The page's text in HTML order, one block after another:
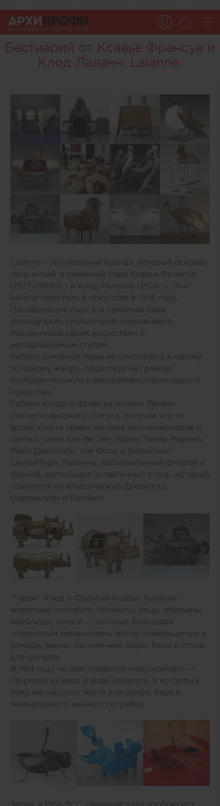
Бестиарий от Ксавье Франсуа и
Клод Лаланн. Lalanne.
Lalanne – это название бренда, который основал
творческий и семейный союз Ксавье Франсуа
(1927-2008гг.) и Клод Лаланне (1924г.). Они
начали свой путь в искусстве в 1956 году.
Последующие годы эта семейная пара
французских скульпторов очаровывала
поклонников своим искусством и
неподражаемым стилем.
Работы семейной пары не относились к какому-
то одному жанру, существуя на границе
изобразительного и декоративно-прикладного
искусства.
Работы Клода и Франсуа-Ксавье Лаланн
достигли высокого статуса, получив что-то
вроде культа среди частных коллекционеров и
светил, таких как Ив Сен-Лоран, Питер Марино,
Марк Джейкобс, том Форд и Валентино.
Скульптуры Лаланны, вдохновленные флорой и
фауной, воплощают эклектичный стиль, который
ссылается на классическую древность,
сюрреализм и барокко.
"Герои" Клод и Франсуа-Ксавье Лаланне -
животные: носороги, бегемоты, овцы, обезьяны,
верблюды, коты и ..., которые благодаря
«секретным механизмам» могли превращаться в
комоды, ванны, письменные бюро, бары и столы
для десерта.
В1964 году на свет появился «носокретер» —
секретер из меди в виде носорога, в котором к
тому же нашлось места для сейфа, бара и
миниатюрного винного погребка.
Затем, в 1968-9г.г., семейная пара изобретают